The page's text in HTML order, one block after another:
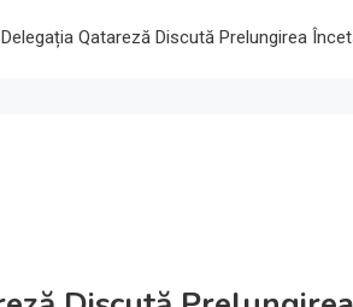
Delegația Qatareză Discută Prelungirea